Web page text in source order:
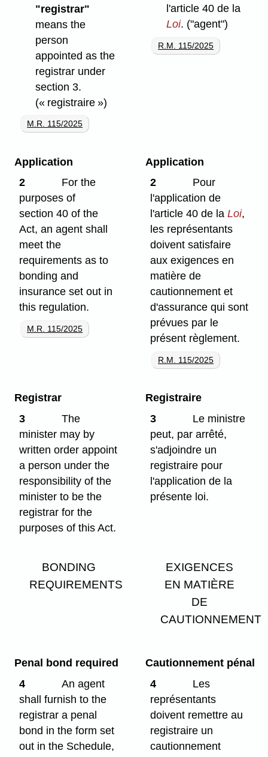
"registrar"
means the
person
appointed as the
registrar under
section 3.
(« registraire »)
M.R. 115/2025
l'article 40 de la
Loi. ("agent")
R.M. 115/2025
Application
2
For the
purposes of
section 40 of the
Act, an agent shall
meet the
requirements as to
bonding and
insurance set out in
this regulation.
M.R. 115/2025
Application
2
Pour
l'application de
l'article 40 de laLoi,
les représentants
doivent satisfaire
aux exigences en
matière de
cautionnement et
d'assurance qui sont
prévues par le
présent règlement.
R.M. 115/2025
Registrar
3
The
minister may by
written order appoint
a person under the
responsibility of the
minister to be the
registrar for the
purposes of this Act.
Registraire
3
Le ministre
peut, par arrêté,
s'adjoindre un
registraire pour
l'application de la
présente loi.
BONDING
REQUIREMENTS
EXIGENCES
EN MATIÈRE
DE
CAUTIONNEMENT
Penal bond required
4
An agent
shall furnish to the
registrar a penal
bond in the form set
out in the Schedule,
Cautionnement pénal
4
Les
représentants
doivent remettre au
registraire un
cautionnement